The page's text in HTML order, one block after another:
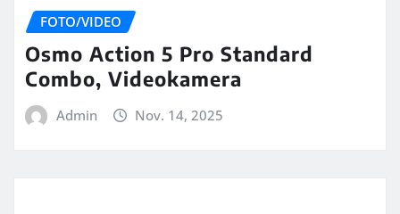
FOTO/VIDEO
Osmo Action 5 Pro Standard
Combo, Videokamera
Admin Nov. 14, 2025